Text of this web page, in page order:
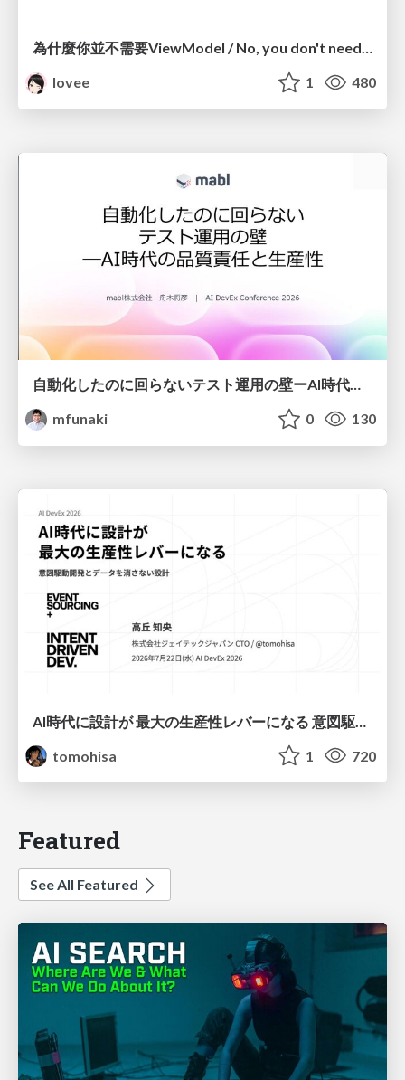
lovee
1 480
自動化したのに回らないテスト運用の壁ーAI時代の品質責任と生産性
mfunaki
0 130
tomohisa
1 720
Featured
See All Featured